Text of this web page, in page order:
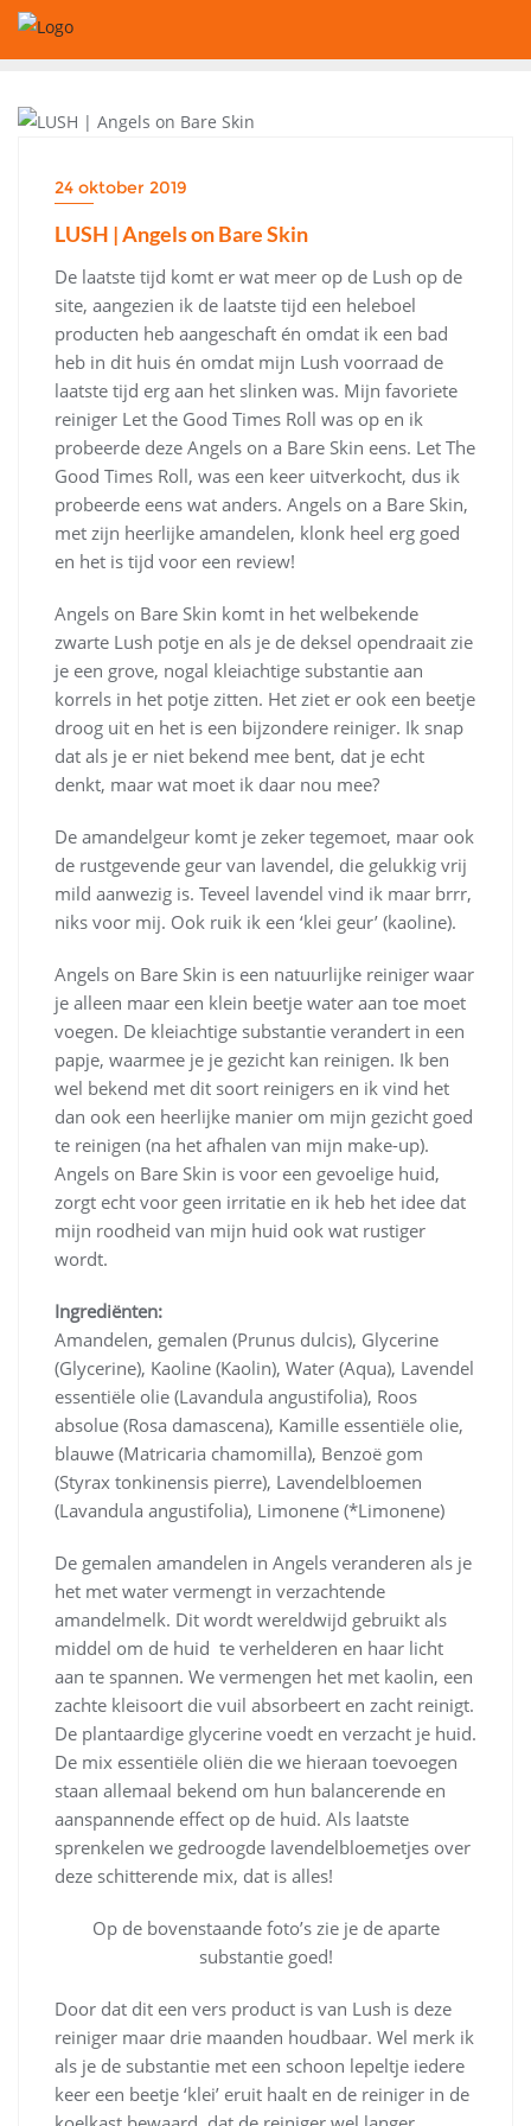
Ga
inhoud
24 oktober 2019
LUSH | Angels on Bare Skin
De laatste tijd komt er wat meer op de Lush op de
site, aangezien ik de laatste tijd een heleboel
producten heb aangeschaft én omdat ik een bad
heb in dit huis én omdat mijn Lush voorraad de
laatste tijd erg aan het slinken was. Mijn favoriete
reiniger Let the Good Times Roll was op en ik
probeerde deze Angels on a Bare Skin eens. Let The
Good Times Roll, was een keer uitverkocht, dus ik
probeerde eens wat anders. Angels on a Bare Skin,
met zijn heerlijke amandelen, klonk heel erg goed
en het is tijd voor een review!
Angels on Bare Skin komt in het welbekende
zwarte Lush potje en als je de deksel opendraait zie
je een grove, nogal kleiachtige substantie aan
korrels in het potje zitten. Het ziet er ook een beetje
droog uit en het is een bijzondere reiniger. Ik snap
dat als je er niet bekend mee bent, dat je echt
denkt, maar wat moet ik daar nou mee?
De amandelgeur komt je zeker tegemoet, maar ook
de rustgevende geur van lavendel, die gelukkig vrij
mild aanwezig is. Teveel lavendel vind ik maar brrr,
niks voor mij. Ook ruik ik een ‘klei geur’ (kaoline).
Angels on Bare Skin is een natuurlijke reiniger waar
je alleen maar een klein beetje water aan toe moet
voegen. De kleiachtige substantie verandert in een
papje, waarmee je je gezicht kan reinigen. Ik ben
wel bekend met dit soort reinigers en ik vind het
dan ook een heerlijke manier om mijn gezicht goed
te reinigen (na het afhalen van mijn make-up).
Angels on Bare Skin is voor een gevoelige huid,
zorgt echt voor geen irritatie en ik heb het idee dat
mijn roodheid van mijn huid ook wat rustiger
wordt.
Ingrediënten:
Amandelen, gemalen (Prunus dulcis), Glycerine
(Glycerine), Kaoline (Kaolin), Water (Aqua), Lavendel
essentiële olie (Lavandula angustifolia), Roos
absolue (Rosa damascena), Kamille essentiële olie,
blauwe (Matricaria chamomilla), Benzoë gom
(Styrax tonkinensis pierre), Lavendelbloemen
(Lavandula angustifolia), Limonene (*Limonene)
De gemalen amandelen in Angels veranderen als je
het met water vermengt in verzachtende
amandelmelk. Dit wordt wereldwijd gebruikt als
middel om de huid te verhelderen en haar licht
aan te spannen. We vermengen het met kaolin, een
zachte kleisoort die vuil absorbeert en zacht reinigt.
De plantaardige glycerine voedt en verzacht je huid.
De mix essentiële oliën die we hieraan toevoegen
staan allemaal bekend om hun balancerende en
aanspannende effect op de huid. Als laatste
sprenkelen we gedroogde lavendelbloemetjes over
deze schitterende mix, dat is alles!
Op de bovenstaande foto’s zie je de aparte
substantie goed!
Door dat dit een vers product is van Lush is deze
reiniger maar drie maanden houdbaar. Wel merk ik
als je de substantie met een schoon lepeltje iedere
keer een beetje ‘klei’ eruit haalt en de reiniger in de